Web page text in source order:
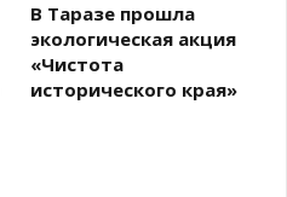
В Таразе прошла
экологическая акция
«Чистота
исторического края»